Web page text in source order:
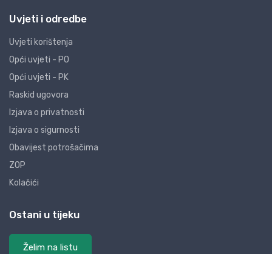
Uvjeti i odredbe
Uvjeti korištenja
Opći uvjeti - PO
Opći uvjeti - PK
Raskid ugovora
Izjava o privatnosti
Izjava o sigurnosti
Obavijest potrošačima
ZOP
Kolačići
Ostani u tijeku
Želim na listu